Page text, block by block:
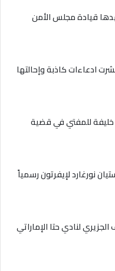
قيادة مجلس الأمن
ادعاءات كاذبة وإحالتها
خليفة للمفتي في قضية
نورغارد لإيفرتون رسمياً
لنادي حتا الإماراتي